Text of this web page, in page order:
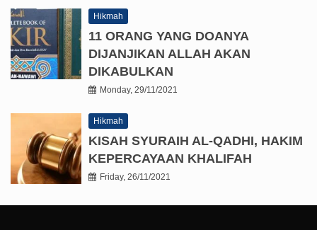
Hikmah
11 ORANG YANG DOANYA
DIJANJIKAN ALLAH AKAN
DIKABULKAN
Monday, 29/11/2021
Hikmah
KISAH SYURAIH AL-QADHI, HAKIM
KEPERCAYAAN KHALIFAH
Friday, 26/11/2021